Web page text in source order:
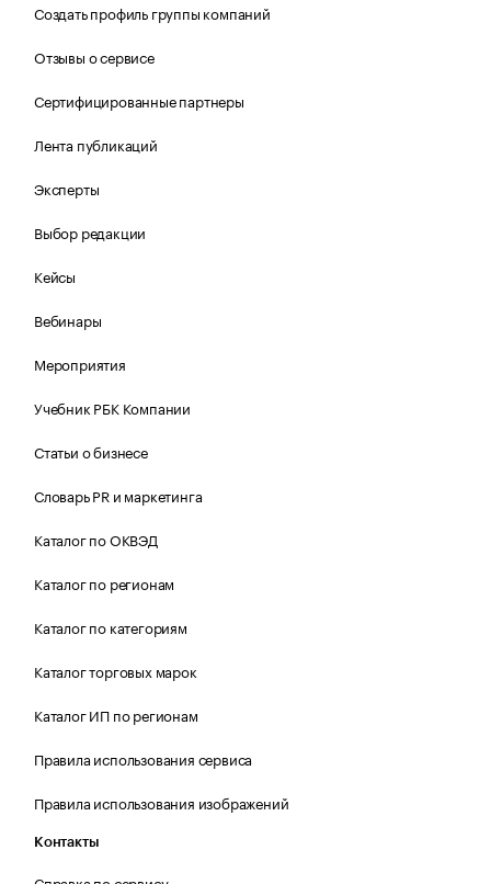
Создать профиль группы компаний
Отзывы о сервисе
Сертифицированные партнеры
Лента публикаций
Эксперты
Выбор редакции
Кейсы
Вебинары
Мероприятия
Учебник РБК Компании
Статьи о бизнесе
Словарь PR и маркетинга
Каталог по ОКВЭД
Каталог по регионам
Каталог по категориям
Каталог торговых марок
Каталог ИП по регионам
Правила использования сервиса
Правила использования изображений
Контакты